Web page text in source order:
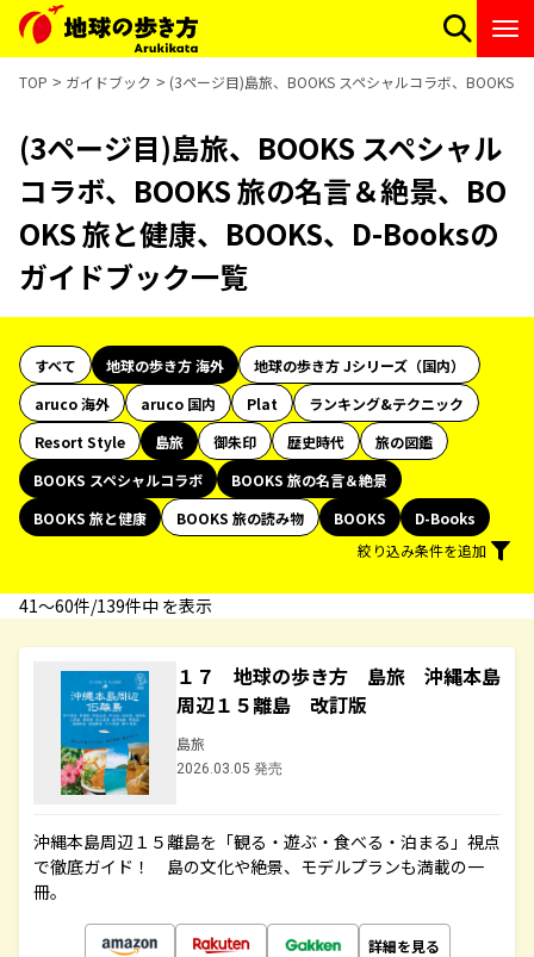
TOP ガイドブック (3ページ目)島旅、BOOKS スペシャルコラボ、BOOKS
(3ページ目)島旅、BOOKS スペシャル
コラボ、BOOKS 旅の名言＆絶景、BO
OKS 旅と健康、BOOKS、D-Booksの
ガイドブック一覧
すべて 地球の歩き方 海外
地球の歩き方 Jシリーズ（国内）
aruco 海外
aruco 国内 Plat
ランキング&テクニック
Resort Style
島旅 御朱印 歴史時代
旅の図鑑
BOOKS スペシャルコラボ
BOOKS 旅の名言＆絶景
BOOKS 旅と健康
BOOKS 旅の読み物 BOOKS
D-Books
絞り込み条件を追加
41〜60件/139件中 を表示
１７ 地球の歩き方 島旅 沖縄本島
周辺１５離島 改訂版
島旅
2026.03.05 発売
沖縄本島周辺１５離島を「観る・遊ぶ・食べる・泊まる」視点
で徹底ガイド！ 島の文化や絶景、モデルプランも満載の一
冊。
詳細を見る